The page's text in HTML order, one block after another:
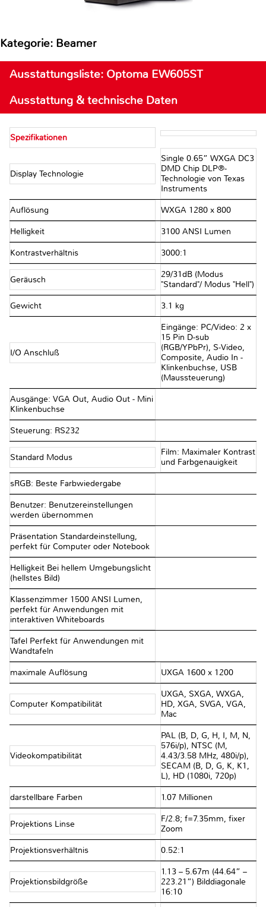
Kategorie: Beamer
Ausstattungsliste: Optoma EW605ST
Ausstattung & technische Daten
Spezifikationen
Display Technologie
Single 0.65” WXGA DC3
DMD Chip DLP®-
Technologie von Texas
Instruments
Auflösung WXGA 1280 x 800
Helligkeit 3100 ANSI Lumen
Kontrastverhältnis 3000:1
Geräusch
29/31dB (Modus
"Standard"/ Modus "Hell")
Gewicht 3.1 kg
I/O Anschluß
Eingänge: PC/Video: 2 x
15 Pin D-sub
(RGB/YPbPr), S-Video,
Composite, Audio In -
Klinkenbuchse, USB
(Maussteuerung)
Ausgänge: VGA Out, Audio Out - Mini
Klinkenbuchse
Steuerung: RS232
Standard Modus
Film: Maximaler Kontrast
und Farbgenauigkeit
sRGB: Beste Farbwiedergabe
Benutzer: Benutzereinstellungen
werden übernommen
Präsentation Standardeinstellung,
perfekt für Computer oder Notebook
Helligkeit Bei hellem Umgebungslicht
(hellstes Bild)
Klassenzimmer 1500 ANSI Lumen,
perfekt für Anwendungen mit
interaktiven Whiteboards
Tafel Perfekt für Anwendungen mit
Wandtafeln
maximale Auflösung UXGA 1600 x 1200
Computer Kompatibilität
UXGA, SXGA, WXGA,
HD, XGA, SVGA, VGA,
Mac
Videokompatibilität
PAL (B, D, G, H, I, M, N,
576i/p), NTSC (M,
4.43/3.58 MHz, 480i/p),
SECAM (B, D, G, K, K1,
L), HD (1080i, 720p)
darstellbare Farben 1.07 Millionen
Projektions Linse
F/2.8; f=7.35mm, fixer
Zoom
Projektionsverhältnis 0.52:1
Projektionsbildgröße
1.13 – 5.67m (44.64” –
223.21”) Bilddiagonale
16:10